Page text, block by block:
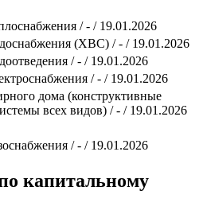
/ - / 19.01.2026
(ХВС) / - / 19.01.2026
/ - / 19.01.2026
/ - / 19.01.2026
дома (конструктивные
всех видов) / - / 19.01.2026
/ - / 19.01.2026
капитальному